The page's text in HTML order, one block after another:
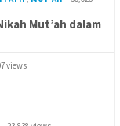
Mut’ah dalam
views